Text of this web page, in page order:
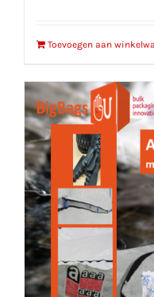
Toevoegen aan